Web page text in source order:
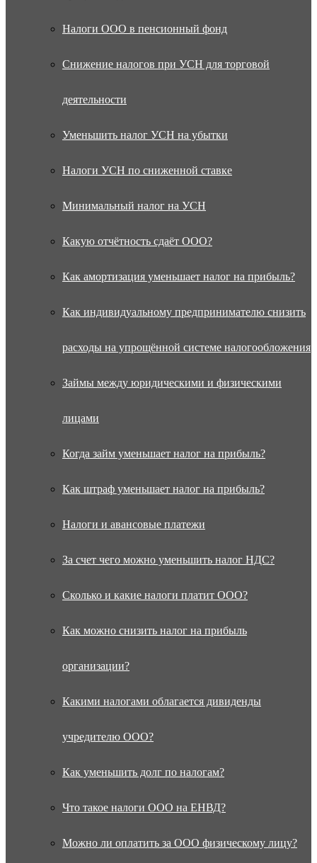
Налоги ООО в пенсионный фонд
Снижение налогов при УСН для торговой
деятельности
Уменьшить налог УСН на убытки
Налоги УСН по сниженной ставке
Минимальный налог на УСН
Какую отчётность сдаёт ООО?
Как амортизация уменьшает налог на прибыль?
Как индивидуальному предпринимателю снизить
расходы на упрощённой системе налогообложения
Займы между юридическими и физическими
лицами
Когда займ уменьшает налог на прибыль?
Как штраф уменьшает налог на прибыль?
Налоги и авансовые платежи
За счет чего можно уменьшить налог НДС?
Сколько и какие налоги платит ООО?
Как можно снизить налог на прибыль
организации?
Какими налогами облагается дивиденды
учредителю ООО?
Как уменьшить долг по налогам?
Что такое налоги ООО на ЕНВД?
Можно ли оплатить за ООО физическому лицу?